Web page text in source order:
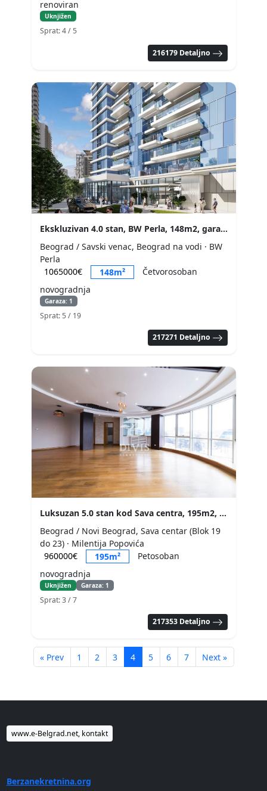
renoviran
Uknjižen
Sprat: 4 / 5
216179 Detaljno
Ekskluzivan 4.0 stan, BW Perla, 148m2, garažno
Beograd / Savski venac, Beograd na vodi · BW
Perla
1065000€
148m²
Četvorosoban
novogradnja
Garaza: 1
Sprat: 5 / 19
217271 Detaljno
Luksuzan 5.0 stan kod Sava centra, 195m2, garaža
Beograd / Novi Beograd, Sava centar (Blok 19
do 23) · Milentija Popovića
960000€
195m²
Petosoban
novogradnja
Uknjižen Garaza: 1
Sprat: 3 / 7
217353 Detaljno
« Prev 1 2 3 4 5 6 7 Next »
www.e-Belgrad.net, kontakt
Berzanekretnina.org